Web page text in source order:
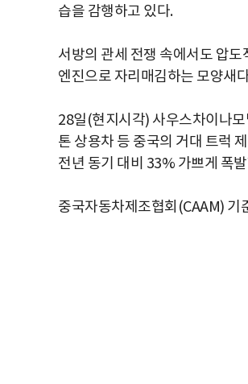
습을 감행하고 있다.
서방의 관세 전쟁 속에서도 압
엔진으로 자리매김하는 모양새
28일(현지시각) 사우스차이나
톤 상용차 등 중국의 거대 트럭
전년 동기 대비 33% 가쁘게 폭
중국자동차제조협회(CAAM) 기